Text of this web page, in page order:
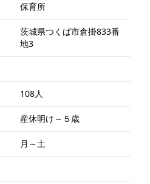
保育所
茨城県つくば市倉掛833番
地3
108人
産休明け～５歳
月～土